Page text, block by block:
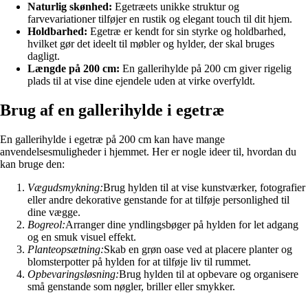
Naturlig skønhed: Egetræets unikke struktur og
farvevariationer tilføjer en rustik og elegant touch til dit hjem.
Holdbarhed: Egetræ er kendt for sin styrke og holdbarhed,
hvilket gør det ideelt til møbler og hylder, der skal bruges
dagligt.
Længde på 200 cm: En gallerihylde på 200 cm giver rigelig
plads til at vise dine ejendele uden at virke overfyldt.
Brug af en gallerihylde i egetræ
En gallerihylde i egetræ på 200 cm kan have mange
anvendelsesmuligheder i hjemmet. Her er nogle ideer til, hvordan du
kan bruge den:
Vægudsmykning:Brug hylden til at vise kunstværker, fotografier
eller andre dekorative genstande for at tilføje personlighed til
dine vægge.
Bogreol:Arranger dine yndlingsbøger på hylden for let adgang
og en smuk visuel effekt.
Planteopsætning:Skab en grøn oase ved at placere planter og
blomsterpotter på hylden for at tilføje liv til rummet.
Opbevaringsløsning:Brug hylden til at opbevare og organisere
små genstande som nøgler, briller eller smykker.